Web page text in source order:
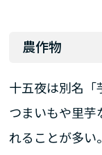
農作物
十五夜は別名「
つまいもや里芋
れることが多い。